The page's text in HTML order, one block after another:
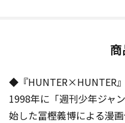
◆『HUNTER×HUNTER
1998年に「週刊少年ジャ
始した冨樫義博による漫画